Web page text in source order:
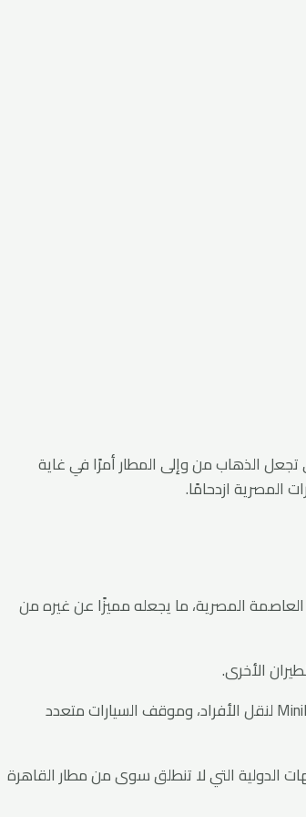
تجعل الذهاب من وإلى المطار أمرًا في غاية
المصرية ازدحامًا.
المصرية، ما يجعله مميزًا عن غيره من
الأخرى.
وقد تم تصميم المطار ليكون مناسبًا لأحدث الطرازات الدولية، بالإضافة للاهتمام بتوفير أكبر قدر من الراحة والرفاهية للأفراد والمسافرين، من خلال MiniMetro لنقل الأفراد، وموقف السيارات متعدد